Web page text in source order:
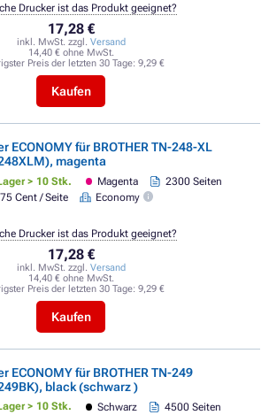
17,28 €
inkl. MwSt. zzgl. Versand
14,40 € ohne MwSt.
Preis der letzten 30 Tage: 9,29 €
Kaufen
Drucker ist das Produkt geeignet?
ECONOMY für BROTHER TN-248-XL
magenta
> 10 Stk. Magenta
2300 Seiten
Cent / Seite
Economy
17,28 €
inkl. MwSt. zzgl. Versand
14,40 € ohne MwSt.
Preis der letzten 30 Tage: 9,29 €
Kaufen
Drucker ist das Produkt geeignet?
ECONOMY für BROTHER TN-249
black (schwarz )
> 10 Stk. Schwarz
4500 Seiten